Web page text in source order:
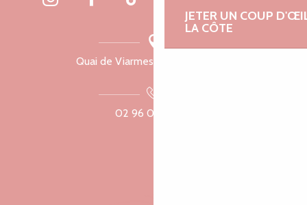
JETER UN COUP
LA CÔTE
Quai de Viarmes, 22300 Lannion
02 96 05 60 70